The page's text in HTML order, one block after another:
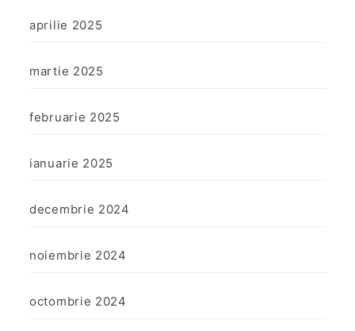
aprilie 2025
martie 2025
februarie 2025
ianuarie 2025
decembrie 2024
noiembrie 2024
octombrie 2024